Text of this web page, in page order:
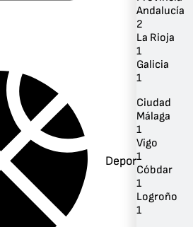
Deportes
Andalucía
2
La Rioja
1
Galicia
1
Ciudad
Málaga
1
Vigo
1
Cóbdar
1
Logroño
1